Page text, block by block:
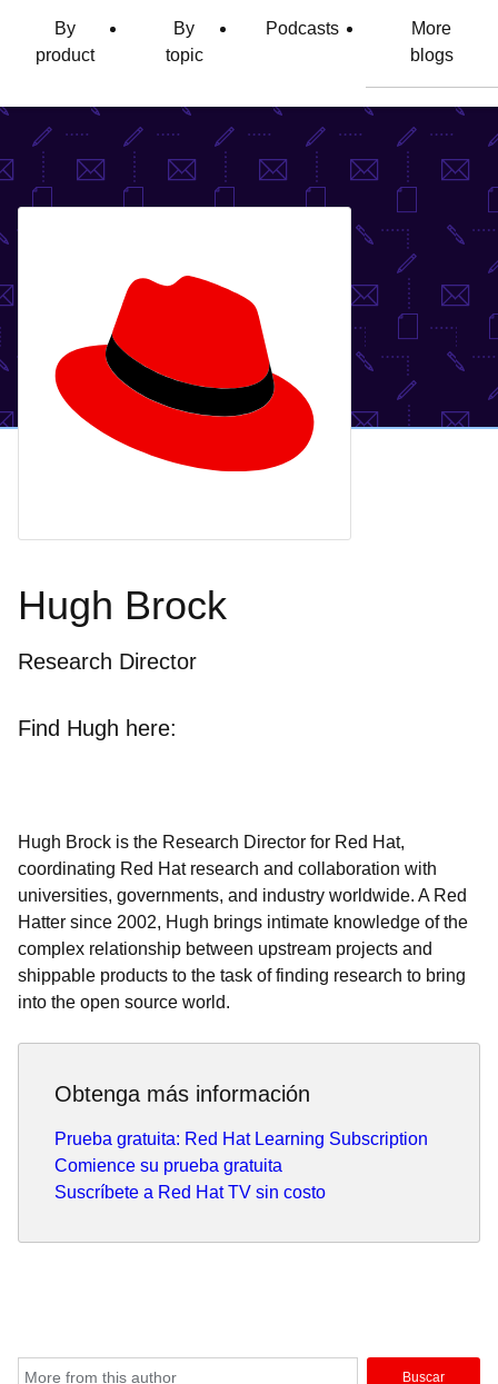
idiomaBy
product
By
topic
Podcasts
More
blogs
Hugh Brock
Research Director
Find Hugh here:
Hugh Brock is the Research Director for Red Hat,
coordinating Red Hat research and collaboration with
universities, governments, and industry worldwide. A Red
Hatter since 2002, Hugh brings intimate knowledge of the
complex relationship between upstream projects and
shippable products to the task of finding research to bring
into the open source world.
Obtenga más información
Prueba gratuita: Red Hat Learning Subscription
Comience su prueba gratuita
Suscríbete a Red Hat TV sin costo
Buscar